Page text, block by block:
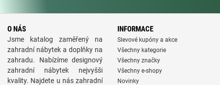
O NÁS
Jsme katalog zaměřený na
zahradní nábytek a doplňky na
zahradu. Nabízíme designový
zahradní nábytek nejvyšši
kvality. Najdete u nás zahradní
INFORMACE
Slevové kupóny a akce
Všechny kategorie
Všechny značky
Všechny e-shopy
Novinky